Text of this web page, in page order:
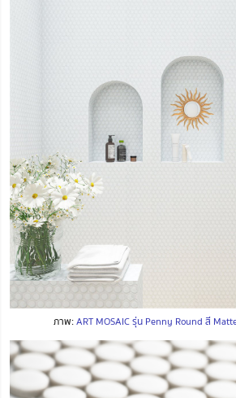
ภาพ:ART MOSAIC รุ่น Penny Round สี